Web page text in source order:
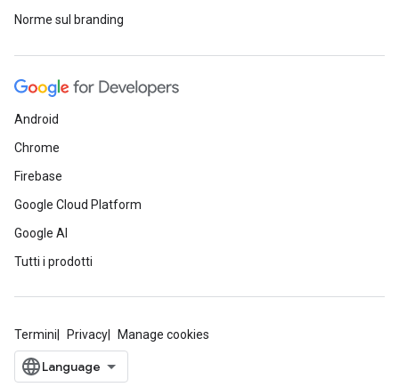
Norme sul branding
Android
Chrome
Firebase
Google Cloud Platform
Google AI
Tutti i prodotti
Termini Privacy Manage cookies